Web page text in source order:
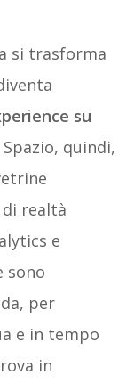
si trasforma
su
quindi,
realtà
e
sono
per
e in tempo
in